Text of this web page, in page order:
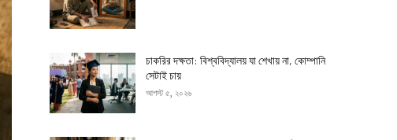
চাকরির দক্ষতা: বিশ্ববিদ্যালয় যা শেখায় না, কোম্পানি
সেটাই চায়
আগস্ট ৫, ২০২৬